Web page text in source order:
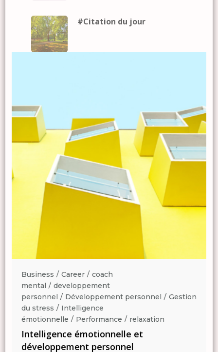
#Citation du jour
Business Career
coach
mental
developpement
personnel
Développement personnel
Gestion
du stress
Intelligence
émotionnelle
Performance relaxation
Intelligence émotionnelle et
développement personnel